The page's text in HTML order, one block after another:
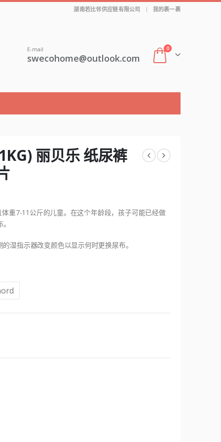
湖南若比邻供应链有限公司 | 我的裹一裹
E-mail
swecohome@outlook.com
0
丽贝乐 纸尿裤
重7-11公斤的儿童。在这个年龄段，孩子可能已经做
湿指示器改变颜色以显示何时更换尿布。